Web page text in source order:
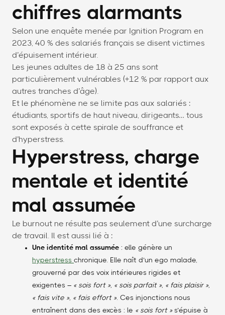
chiffres alarmants
Selon une enquête menée par Ignition Program en
2023, 40 % des salariés français se disent victimes
d’épuisement intérieur.
Les jeunes adultes de 18 à 25 ans sont
particulièrement vulnérables (+12 % par rapport aux
autres tranches d’âge).
Et le phénomène ne se limite pas aux salariés :
étudiants, sportifs de haut niveau, dirigeants… tous
sont exposés à cette spirale de souffrance et
d’hyperstress.
Hyperstress, charge
mentale et identité
mal assumée
Le burnout ne résulte pas seulement d’une surcharge
de travail. Il est aussi lié à :
Une identité mal assumée : elle génère un
hyperstress chronique. Elle naît d’un ego malade,
grouverné par des voix intérieures rigides et
exigentes – « sois fort », « sois parfait », « fais plaisir »,
« fais vite », « fais effort ». Ces injonctions nous
entraînent dans des excès : le « sois fort » s’épuise à